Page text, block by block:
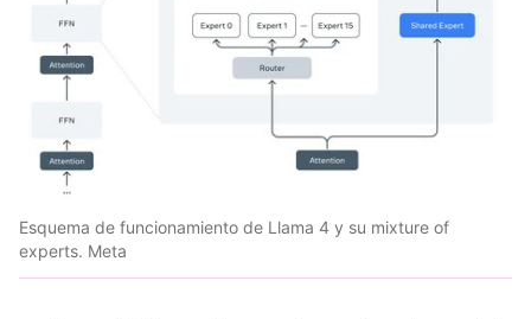
Esquema de funcionamiento de Llama 4 y su mixture of
experts. Meta